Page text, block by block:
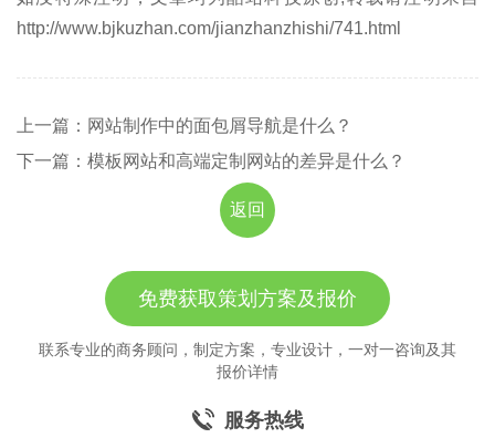
http://www.bjkuzhan.com/jianzhanzhishi/741.html
上一篇：网站制作中的面包屑导航是什么？
下一篇：模板网站和高端定制网站的差异是什么？
返回
免费获取策划方案及报价
联系专业的商务顾问，制定方案，专业设计，一对一咨询及其
报价详情
服务热线